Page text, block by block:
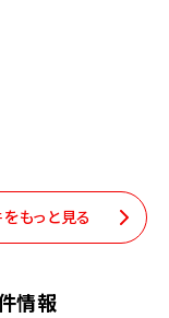
もっと見る
情報